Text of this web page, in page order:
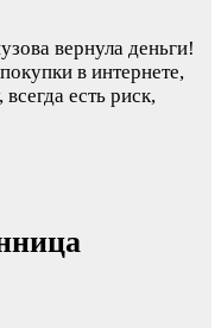
вернула деньги!
в интернете,
есть риск,